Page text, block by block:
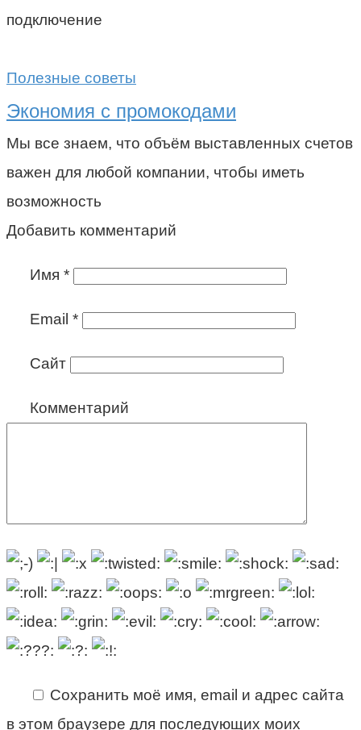
подключение
Полезные советы
Экономия с промокодами
Мы все знаем, что объём выставленных счетов
важен для любой компании, чтобы иметь
возможность
Добавить комментарий
Имя *
Email *
Сайт
Комментарий
Сохранить моё имя, email и адрес сайта
в этом браузере для последующих моих